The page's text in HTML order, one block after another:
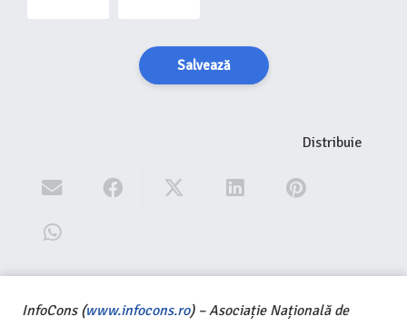
Salvează
Distribuie
InfoCons (www.infocons.ro) – Asociație Națională de